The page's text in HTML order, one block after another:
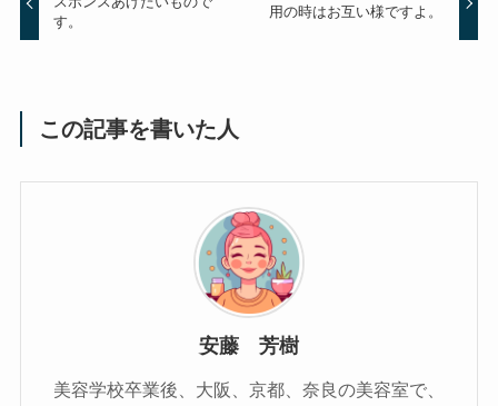
す。
用の時はお互い様ですよ。
この記事を書いた人
安藤 芳樹
美容学校卒業後、大阪、京都、奈良の美容室で、